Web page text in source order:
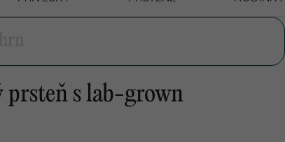
prsteň s lab-grown